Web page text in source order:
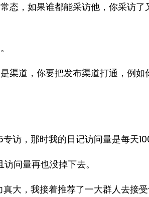
态，如果谁都能采访他，你采访
渠道，你要把发布渠道打通，例
访，那时我的日记访问量是每天
问量再也没掉下去。
大，我接着推荐了一大群人去接